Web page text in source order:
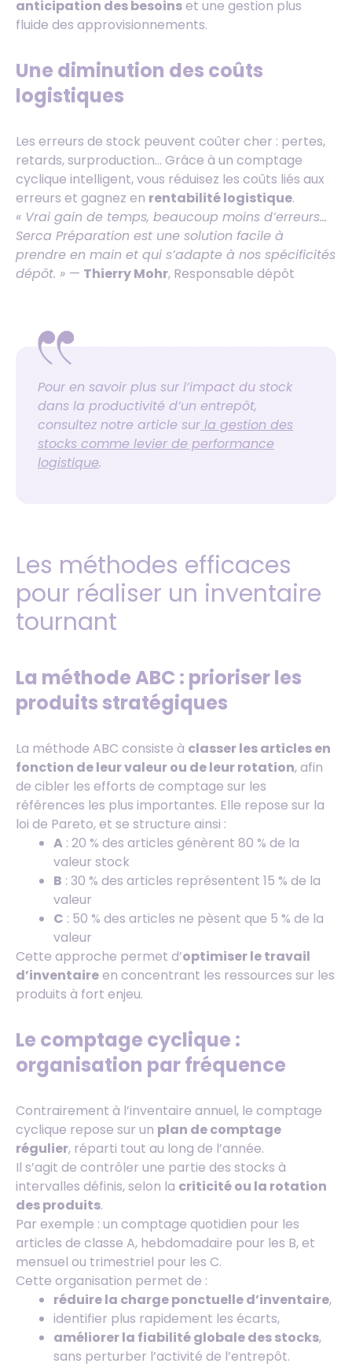
anticipation des besoinset une gestion plus
fluide des approvisionnements.
Une diminution des coûts
logistiques
Les erreurs de stock peuvent coûter cher : pertes,
retards, surproduction… Grâce à un comptage
cyclique intelligent, vous réduisez les coûts liés aux
erreurs et gagnez en rentabilité logistique.
« Vrai gain de temps, beaucoup moins d’erreurs…
Serca Préparation est une solution facile à
prendre en main et qui s’adapte à nos spécificités
dépôt. » — Thierry Mohr, Responsable dépôt
Pour en savoir plus sur l’impact du stock
dans la productivité d’un entrepôt,
consultez notre article sur la gestion des
stocks comme levier de performance
logistique.
Les méthodes efficaces
pour réaliser un inventaire
tournant
La méthode ABC : prioriser les
produits stratégiques
La méthode ABC consiste à classer les articles en
fonction de leur valeur ou de leur rotation, afin
de cibler les efforts de comptage sur les
références les plus importantes. Elle repose sur la
loi de Pareto, et se structure ainsi :
A : 20 % des articles génèrent 80 % de la
valeur stock
B : 30 % des articles représentent 15 % de la
valeur
C : 50 % des articles ne pèsent que 5 % de la
valeur
Cette approche permet d’optimiser le travail
d’inventaireen concentrant les ressources sur les
produits à fort enjeu.
Le comptage cyclique :
organisation par fréquence
Contrairement à l’inventaire annuel, le comptage
cyclique repose sur un plan de comptage
régulier, réparti tout au long de l’année.
Il s’agit de contrôler une partie des stocks à
intervalles définis, selon la criticité ou la rotation
des produits.
Par exemple : un comptage quotidien pour les
articles de classe A, hebdomadaire pour les B, et
mensuel ou trimestriel pour les C.
Cette organisation permet de :
réduire la charge ponctuelle d’inventaire,
identifier plus rapidement les écarts,
améliorer la fiabilité globale des stocks,
sans perturber l’activité de l’entrepôt.